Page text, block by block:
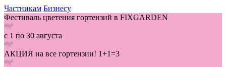
Частникам Бизнесу
Фестиваль цветения гортензий в FIXGARDEN
с 1 по 30 августа
АКЦИЯ на все гортензии! 1+1=3